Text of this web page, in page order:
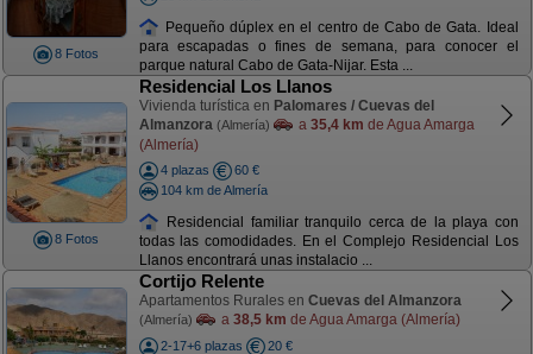
8 Fotos
Pequeño dúplex en el centro de Cabo de Gata. Ideal
para escapadas o fines de semana, para conocer el
parque natural Cabo de Gata-Nijar. Esta ...
8 Fotos
Residencial Los Llanos
Vivienda turística en Palomares / Cuevas del
Almanzora (Almería) a 35,4 km de Agua Amarga
(Almería)
4 plazas
60 €
104 km de Almería
Residencial familiar tranquilo cerca de la playa con
todas las comodidades. En el Complejo Residencial Los
Llanos encontrará unas instalacio ...
Cortijo Relente
Apartamentos Rurales en Cuevas del Almanzora
(Almería) a 38,5 km de Agua Amarga (Almería)
2-17+6 plazas
20 €